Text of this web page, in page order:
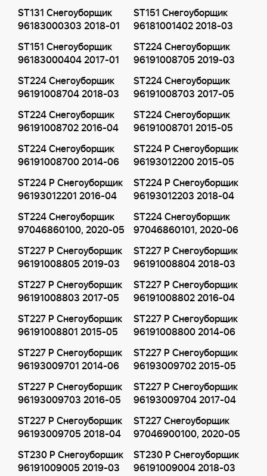
ST131 Снегоуборщик
96183000303 2018-01
ST151 Снегоуборщик
96181001402 2018-03
ST151 Снегоуборщик
96183000404 2017-01
ST224 Снегоуборщик
96191008705 2019-03
ST224 Снегоуборщик
96191008704 2018-03
ST224 Снегоуборщик
96191008703 2017-05
ST224 Снегоуборщик
96191008702 2016-04
ST224 Снегоуборщик
96191008701 2015-05
ST224 Снегоуборщик
96191008700 2014-06
ST224 P Снегоуборщик
96193012200 2015-05
ST224 P Снегоуборщик
96193012201 2016-04
ST224 P Снегоуборщик
96193012203 2018-04
ST224 Снегоуборщик
97046860100, 2020-05
ST224 Снегоуборщик
97046860101, 2020-06
ST227 P Снегоуборщик
96191008805 2019-03
ST227 P Снегоуборщик
96191008804 2018-03
ST227 P Снегоуборщик
96191008803 2017-05
ST227 P Снегоуборщик
96191008802 2016-04
ST227 P Снегоуборщик
96191008801 2015-05
ST227 P Снегоуборщик
96191008800 2014-06
ST227 P Снегоуборщик
96193009701 2014-06
ST227 P Снегоуборщик
96193009702 2015-05
ST227 P Снегоуборщик
96193009703 2016-05
ST227 P Снегоуборщик
96193009704 2017-04
ST227 P Снегоуборщик
96193009705 2018-04
ST227 Снегоуборщик
97046900100, 2020-05
ST230 P Снегоуборщик
96191009005 2019-03
ST230 P Снегоуборщик
96191009004 2018-03